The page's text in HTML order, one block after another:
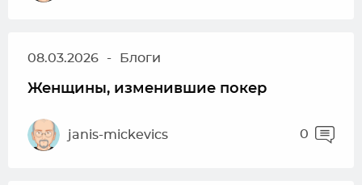
08.03.2026 - Блоги
Женщины, изменившие покер
janis-mickevics 0